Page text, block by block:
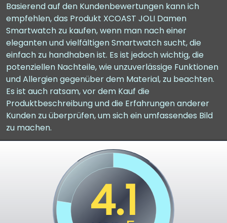
Basierend auf den Kundenbewertungen kann ich
empfehlen, das Produkt XCOAST JOLI Damen
Smartwatch zu kaufen, wenn man nach einer
eleganten und vielfältigen Smartwatch sucht, die
einfach zu handhaben ist. Es ist jedoch wichtig, die
potenziellen Nachteile, wie unzuverlässige Funktionen
und Allergien gegenüber dem Material, zu beachten.
Es ist auch ratsam, vor dem Kauf die
Produktbeschreibung und die Erfahrungen anderer
Kunden zu überprüfen, um sich ein umfassendes Bild
zu machen.